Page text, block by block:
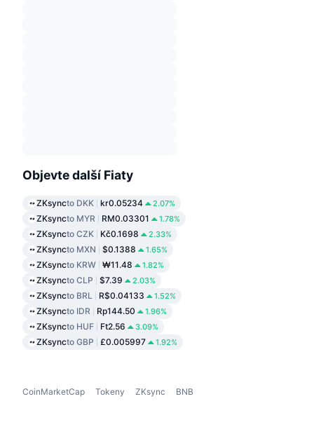
Objevte další Fiaty
ZKsyncto DKK kr0.05234 2.07%
ZKsyncto MYR RM0.03301 1.78%
ZKsyncto CZK Kč0.1698 2.33%
ZKsyncto MXN $0.1388 1.65%
ZKsyncto KRW ₩11.48 1.82%
ZKsyncto CLP $7.39 2.03%
ZKsyncto BRL R$0.04133 1.52%
ZKsyncto IDR Rp144.50 1.96%
ZKsyncto HUF Ft2.56 3.09%
ZKsyncto GBP £0.005997 1.92%
CoinMarketCap Tokeny ZKsync BNB